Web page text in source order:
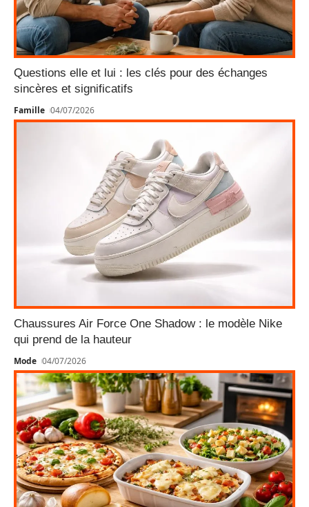
Questions elle et lui : les clés pour des échanges
sincères et significatifs
Famille 04/07/2026
Chaussures Air Force One Shadow : le modèle Nike
qui prend de la hauteur
Mode 04/07/2026